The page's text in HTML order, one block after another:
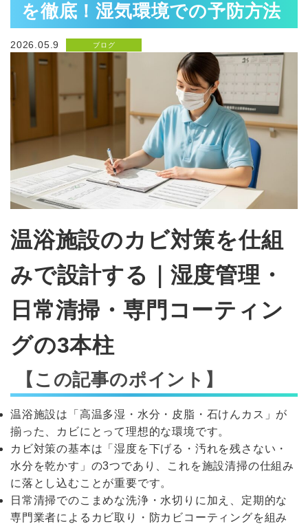
を徹底！湿気環境での予防方法
2026.05.9 ブログ
温浴施設のカビ対策を仕組
みで設計する｜湿度管理・
日常清掃・専門コーティン
グの3本柱
【この記事のポイント】
温浴施設は「高温多湿・水分・皮脂・石けんカス」が
揃った、カビにとって理想的な環境です。
カビ対策の基本は「湿度を下げる・汚れを残さない・
水分を乾かす」の3つであり、これを施設清掃の仕組み
に落とし込むことが重要です。
日常清掃でのこまめな洗浄・水切りに加え、定期的な
専門業者によるカビ取り・防カビコーティングを組み